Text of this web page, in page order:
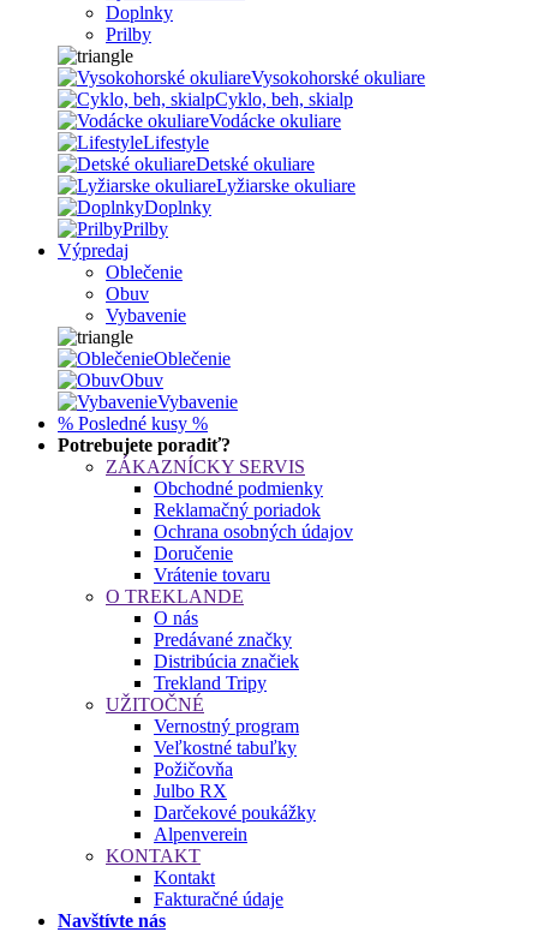
Doplnky
Prilby
Vysokohorské okuliare
Cyklo, beh, skialp
Vodácke okuliare
Lifestyle
Detské okuliare
Lyžiarske okuliare
Doplnky
Prilby
Výpredaj
Oblečenie
Obuv
Vybavenie
Oblečenie
Obuv
Vybavenie
% Posledné kusy %
Potrebujete poradiť?
ZÁKAZNÍCKY SERVIS
Obchodné podmienky
Reklamačný poriadok
Ochrana osobných údajov
Doručenie
Vrátenie tovaru
O TREKLANDE
O nás
Predávané značky
Distribúcia značiek
Trekland Tripy
UŽITOČNÉ
Vernostný program
Veľkostné tabuľky
Požičovňa
Julbo RX
Darčekové poukážky
Alpenverein
KONTAKT
Kontakt
Fakturačné údaje
Navštívte nás